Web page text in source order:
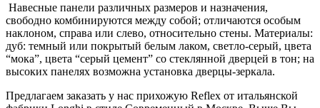
Навесные панели различных размеров и назначения,
свободно комбинируются между собой; отличаются особым
наклоном, справа или слево, относительно стены. Материалы:
дуб: темный или покрытый белым лаком, светло-серый, цвета
“мока”, цвета “серый цемент” со стеклянной дверцей в тон; на
высоких панелях возможна установка дверцы-зеркала.
Предлагаем заказать у нас прихожую Reflex от итальянской